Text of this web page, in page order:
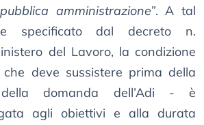
amministrazione”. A tal
specificato dal decreto n.
del Lavoro, la condizione
deve sussistere prima della
della domanda dell’Adi - è
agli obiettivi e alla durata